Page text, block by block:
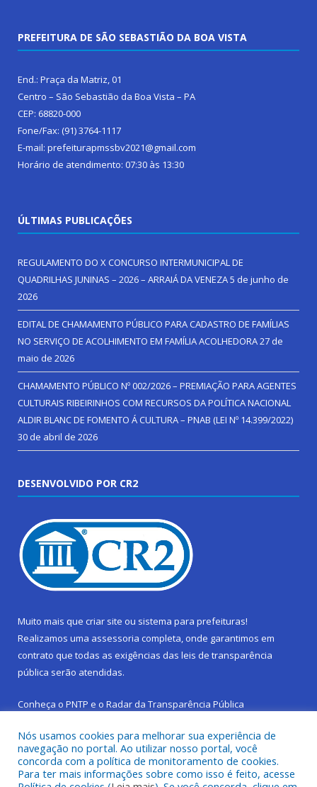
PREFEITURA DE SÃO SEBASTIÃO DA BOA VISTA
End.: Praça da Matriz, 01
Centro – São Sebastião da Boa Vista – PA
CEP: 68820-000
Fone/Fax: (91) 3764-1117
E-mail: prefeiturapmssbv2021@gmail.com
Horário de atendimento: 07:30 às 13:30
ÚLTIMAS PUBLICAÇÕES
REGULAMENTO DO X CONCURSO INTERMUNICIPAL DE
QUADRILHAS JUNINAS – 2026 – ARRAIÁ DA VENEZA5 de junho de
2026
EDITAL DE CHAMAMENTO PÚBLICO PARA CADASTRO DE FAMÍLIAS
NO SERVIÇO DE ACOLHIMENTO EM FAMÍLIA ACOLHEDORA27 de
maio de 2026
CHAMAMENTO PÚBLICO Nº 002/2026 – PREMIAÇÃO PARA AGENTES
CULTURAIS RIBEIRINHOS COM RECURSOS DA POLÍTICA NACIONAL
ALDIR BLANC DE FOMENTO Á CULTURA – PNAB (LEI Nº 14.399/2022)
30 de abril de 2026
DESENVOLVIDO POR CR2
Muito mais que criar site ou sistema para prefeituras!
Realizamos uma assessoria completa, onde garantimos em
contrato que todas as exigências das leis de transparência
pública serão atendidas.
Conheça o PNTP e o Radar da Transparência Pública
Todos os direitos reservados a Prefeitura Municipal de São
Nós usamos cookies para melhorar sua experiência de
navegação no portal. Ao utilizar nosso portal, você
concorda com a política de monitoramento de cookies.
Para ter mais informações sobre como isso é feito, acesse